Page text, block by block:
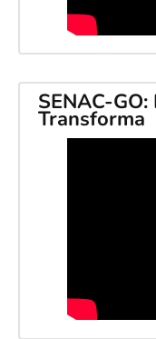
SENAC-
Transforma